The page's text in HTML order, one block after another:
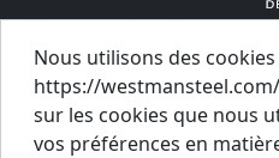
Nous utilisons des
https://
sur les cookies que nous
vos préférences en
© Westman Steel
Politique de Confidentialité
Rapport sur la Loi sur les
d’approvisionnement 2023